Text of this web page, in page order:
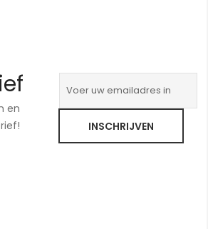
en
INSCHRIJVEN